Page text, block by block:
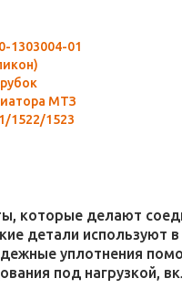
1303004-01
МТЗ
1522/1523
которые делают
детали
уплотнения
под нагрузкой,